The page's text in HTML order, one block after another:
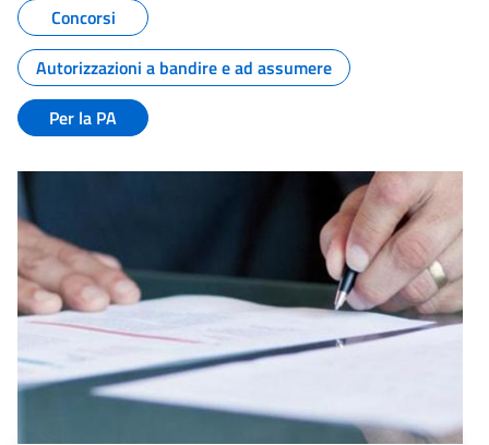
Concorsi
Autorizzazioni a bandire e ad assumere
Per la PA